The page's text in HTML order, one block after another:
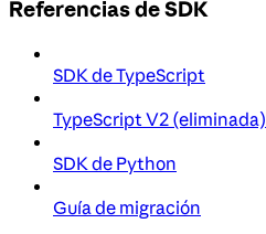
Referencias de SDK
SDK de TypeScript
TypeScript V2 (eliminada)
SDK de Python
Guía de migración